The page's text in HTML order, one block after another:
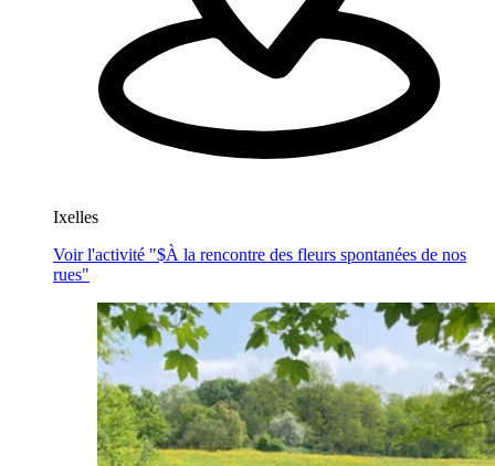
Ixelles
Voir l'activité "$À la rencontre des fleurs spontanées de nos
rues"